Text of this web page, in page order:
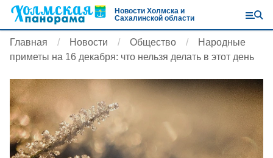
Новости Холмска и
Сахалинской области
Главная Новости Общество
Народные
приметы на 16 декабря: что нельзя делать в этот день